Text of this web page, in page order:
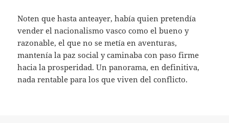
Noten que hasta anteayer, había quien pretendía
vender el nacionalismo vasco como el bueno y
razonable, el que no se metía en aventuras,
mantenía la paz social y caminaba con paso firme
hacia la prosperidad. Un panorama, en definitiva,
nada rentable para los que viven del conflicto.